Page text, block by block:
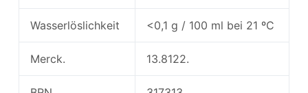
Wasserlöslichkeit <0,1 g / 100 ml bei 21 ºC
Merck. 13.8122.